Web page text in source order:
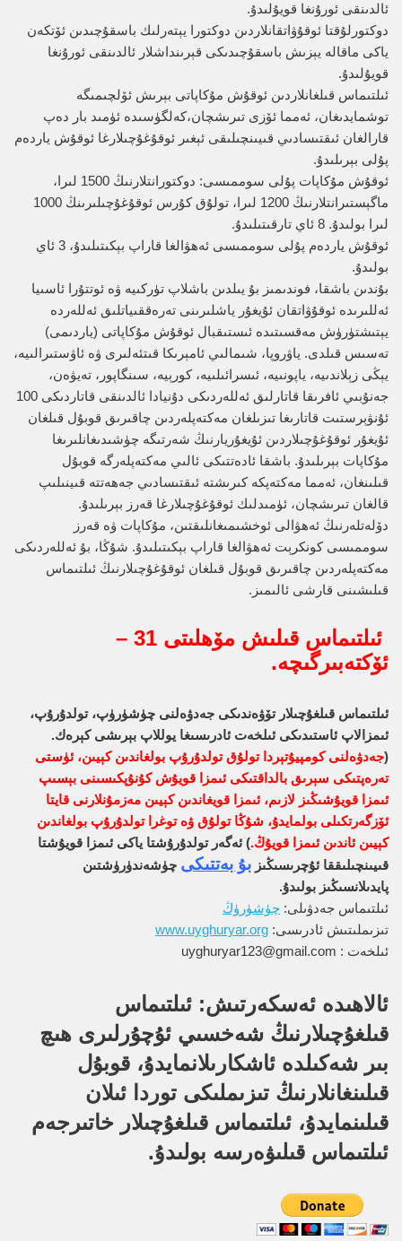
ئالدىنقى ئورۇنغا قويۇلىدۇ.
دوكتورلۇقتا ئوقۇۋاتقانلاردىن دوكتورا يېتەرلىك باسقۇچىدىن ئۆتكەن
ياكى ماقالە يېزىش باسقۇچىدىكى قېرىنداشلار ئالدىنقى ئورۇنغا
قويۇلىدۇ.
ئىلتىماس قىلغانلاردىن ئوقۇش مۇكاپاتى بېرىش ئۆلچىمىگە
توشمايدىغان، ئەمما ئۆزى تىرىشچان،كەلگۈسىدە ئۈمىد بار دەپ
قارالغان ئىقتىسادىي قىيىنچىلىقى ئېغىر ئوقۇغۇچىلارغا ئوقۇش ياردەم
پۇلى بېرىلىدۇ.
ئوقۇش مۇكاپات پۇلى سوممىسى: دوكتورانتلارنىڭ 1500 لىرا،
ماگېستىرانتلارنىڭ 1200 لىرا، تولۇق كۇرس ئوقۇغۇچىلىرىنڭ 1000
لىرا بولىدۇ. 8 ئاي تارقىتىلىدۇ.
ئوقۇش ياردەم پۇلى سوممىسى ئەھۋالغا قاراپ بېكىتىلىدۇ، 3 ئاي
بولىدۇ.
بۇندىن باشقا، فوندىمىز بۇ يىلدىن باشلاپ تۈركىيە ۋە ئوتتۇرا ئاسىيا
ئەللىرىدە ئوقۇۋاتقان ئۇيغۇر ياشلىرىنى تەرەققىياتلىق ئەللەردە
يېتىشتۈرۈش مەقسىتىدە ئىستىقبال ئوقۇش مۇكاپاتى (ياردىمى)
تەسىس قىلدى. ياۋروپا، شىمالىي ئامېرىكا قىتئەلىرى ۋە ئاۋستىرالىيە،
يېڭى زېلاندىيە، ياپونىيە، ئىسرائىلىيە، كورېيە، سىنگاپور، تەيۋەن،
جەنۇبىي ئافرىقا قاتارلىق ئەللەردىكى دۇنيادا ئالدىنقى قاتاردىكى 100
ئۇنۋېرستىت قاتارىغا تىزىلغان مەكتەپلەردىن چاقىرىق قوبۇل قىلغان
ئۇيغۇر ئوقۇغۇچىلاردىن ئۇيغۇريارنىڭ شەرتىگە چۈشىدىغانلىرىغا
مۇكاپات بېرىلىدۇ. باشقا ئادەتتىكى ئالىي مەكتەپلەرگە قوبۇل
قىلىنغان، ئەمما مەكتەپكە كىرىشتە ئىقتىسادىي جەھەتتە قىينىلىپ
قالغان تىرىشچان، ئۈمىدلىك ئوقۇغۇچىلارغا قەرز بېرىلىدۇ.
دۆلەتلەرنىڭ ئەھۋالى ئوخشىمىغانلىقتىن، مۇكاپات ۋە قەرز
سوممىسى كونكرېت ئەھۋالغا قاراپ بېكىتىلىدۇ. شۇڭا، بۇ ئەللەردىكى
مەكتەپلەردىن چاقىرىق قوبۇل قىلغان ئوقۇغۇچىلارنىڭ ئىلتىماس
قىلىشىنى قارشى ئالىمىز.
ئىلتىماس قىلىش مۆھلىتى 31 –
ئۆكتەبىرگىچە.
ئىلتىماس قىلغۇچىلار تۆۋەندىكى جەدۋەلنى چۈشۈرۈپ، تولدۇرۇپ،
ئىمزالاپ ئاستىدىكى ئىلخەت ئادرىسىغا يوللاپ بېرىشى كېرەك.
(جەدۋەلنى كومپيۇتېردا تولۇق تولدۇرۇپ بولغاندىن كېيىن، ئۈستى
تەرەپتىكى سېرىق بالداقتىكى ئىمزا قويۇش كۇنۇپكىسىنى بېسىپ
ئىمزا قويۇشىڭىز لازىم، ئىمزا قويغاندىن كېيىن مەزمۇنلارنى قايتا
ئۆزگەرتكىلى بولمايدۇ، شۇڭا تولۇق ۋە توغرا تولدۇرۇپ بولغاندىن
كېيىن ئاندىن ئىمزا قويۇڭ.) ئەگەر تولدۇرۇشتا ياكى ئىمزا قويۇشتا
قىيىنچىلىققا ئۇچرىسىڭىز بۇ بەتتىكى چۈشەندۈرۈشتىن
پايدىلانسىڭىز بولىدۇ.
ئىلتىماس جەدۋىلى: چۈشۈرۈڭ
تىزىملىتىش ئادرىسى: www.uyghuryar.org
ئىلخەت : uyghuryar123@gmail.com
ئالاھىدە ئەسكەرتىش: ئىلتىماس
قىلغۇچىلارنىڭ شەخسىي ئۇچۇرلىرى ھىچ
بىر شەكىلدە ئاشكارىلانمايدۇ، قوبۇل
قىلىنغانلارنىڭ تىزىملىكى توردا ئىلان
قىلىنمايدۇ، ئىلتىماس قىلغۇچىلار خاتىرجەم
ئىلتىماس قىلىۋەرسە بولىدۇ.